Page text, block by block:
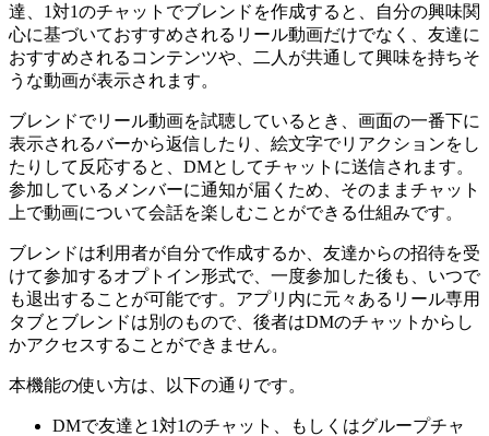
達、1対1のチャットでブレンドを作成すると、自分の興味関
心に基づいておすすめされるリール動画だけでなく、友達に
おすすめされるコンテンツや、二人が共通して興味を持ちそ
うな動画が表示されます。
ブレンドでリール動画を試聴しているとき、画面の一番下に
表示されるバーから返信したり、絵文字でリアクションをし
たりして反応すると、DMとしてチャットに送信されます。
参加しているメンバーに通知が届くため、そのままチャット
上で動画について会話を楽しむことができる仕組みです。
ブレンドは利用者が自分で作成するか、友達からの招待を受
けて参加するオプトイン形式で、一度参加した後も、いつで
も退出することが可能です。アプリ内に元々あるリール専用
タブとブレンドは別のもので、後者はDMのチャットからし
かアクセスすることができません。
本機能の使い方は、以下の通りです。
DMで友達と1対1のチャット、もしくはグループチャ